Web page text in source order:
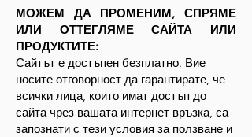
МОЖЕМ ДА ПРОМЕНИМ, СПРЯМЕ
ИЛИ ОТТЕГЛЯМЕ САЙТА ИЛИ
ПРОДУКТИТЕ:
Сайтът е достъпен безплатно. Вие
носите отговорност да гарантирате, че
всички лица, които имат достъп до
сайта чрез вашата интернет връзка, са
запознати с тези условия за ползване и